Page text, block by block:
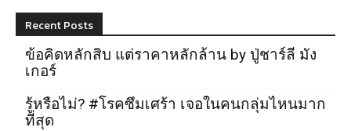
Recent Posts
ข้อคิดหลักสิบ แต่ราคาหลักล้าน by ปู่ชาร์ลี มัง
เกอร์
รู้หรือไม่? #โรคซึมเศร้า เจอในคนกลุ่มไหนมาก
ที่สุด